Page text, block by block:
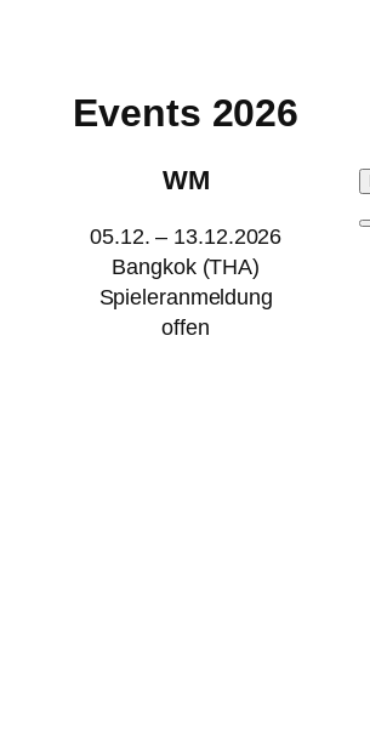
springenEvents 2026
WM
05.12. – 13.12.2026
Bangkok (THA)
Spieleranmeldung
offen